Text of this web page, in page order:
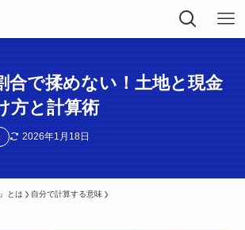
合で揉めない！土地と現金
方と計算術
2026年1月18日
とは 自分で計算する意味